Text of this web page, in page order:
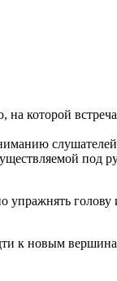
которой
слушателей
под
к новым